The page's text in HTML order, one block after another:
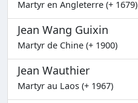
Martyr en Angleterre (+ 1679)
Jean Wang Guixin
Martyr de Chine (+ 1900)
Jean Wauthier
Martyr au Laos (+ 1967)